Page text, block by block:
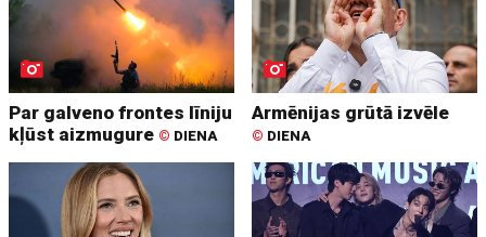
Par galveno frontes līniju
kļūst aizmugure © DIENA
Armēnijas grūtā izvēle
© DIENA